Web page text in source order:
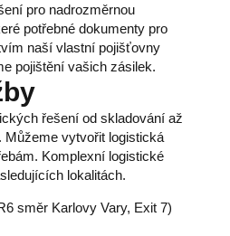
pro nadrozměrnou
potřebné dokumenty pro
naší vlastní pojišťovny
pojištění vašich zásilek.
řešení od skladování až
Můžeme vytvořit logistická
Komplexní logistické
lokalitách.
směr Karlovy Vary, Exit 7)